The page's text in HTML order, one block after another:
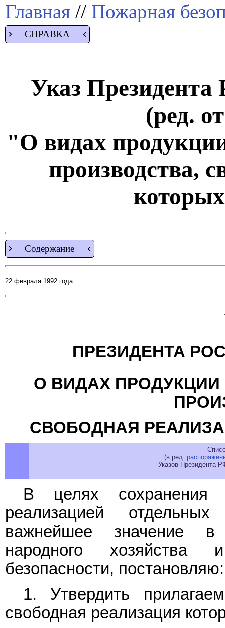
Главная // Пожарная
СПРАВКА
Указ Президента
(ред.
"О видах
производства,
Содержание
22 февраля 1992 года
ПРЕЗИДЕНТА
О ВИДАХ ПРОДУКЦИИ
СВОБОДНАЯ
(в ред.
Указов Президента
В целях сохранения
реализацией
важнейшее значение в
народного хозяйства
безопасности, постановляю:
1. Утвердить
свободная реализация